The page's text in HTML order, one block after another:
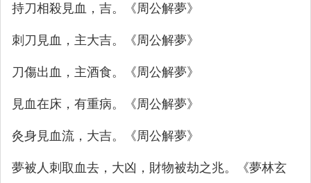
持刀相殺見血，吉。《周公解夢》
刺刀見血，主大吉。《周公解夢》
刀傷出血，主酒食。《周公解夢》
見血在床，有重病。《周公解夢》
灸身見血流，大吉。《周公解夢》
夢被人刺取血去，大凶，財物被劫之兆。《夢林玄